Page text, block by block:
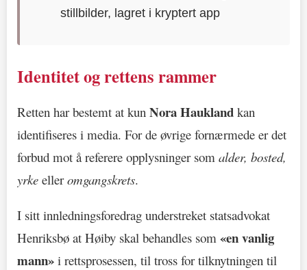
stillbilder, lagret i kryptert app
Identitet og rettens rammer
Retten har bestemt at kun Nora Haukland kan
identifiseres i media. For de øvrige fornærmede er det
forbud mot å referere opplysninger som alder, bosted,
yrke elleromgangskrets.
I sitt innledningsforedrag understreket statsadvokat
Henriksbø at Høiby skal behandles som «en vanlig
mann» i rettsprosessen, til tross for tilknytningen til